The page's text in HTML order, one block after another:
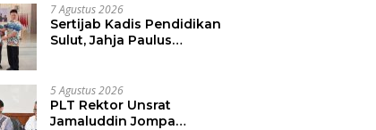
7 Agustus 2026
Sertijab Kadis Pendidikan
Sulut, Jahja Paulus
Pendidikan
5 Agustus 2026
PLT Rektor Unsrat
Jamaluddin Jompa